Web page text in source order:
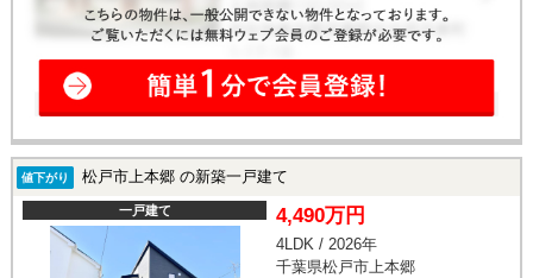
値下がり 松戸市上本郷 の新築一戸建て
一戸建て 4,490万円
4LDK / 2026年
千葉県松戸市上本郷